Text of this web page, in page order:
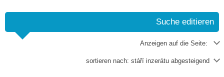
Suche editieren
Anzeigen auf die Seite:
sortieren nach: stáří inzerátu abgesteigend